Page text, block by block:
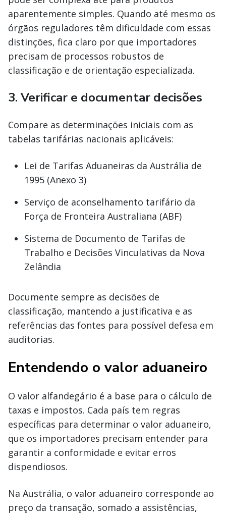
aparentemente simples. Quando até mesmo os
órgãos reguladores têm dificuldade com essas
distinções, fica claro por que importadores
precisam de processos robustos de
classificação e de orientação especializada.
3. Verificar e documentar decisões
Compare as determinações iniciais com as
tabelas tarifárias nacionais aplicáveis:
Lei de Tarifas Aduaneiras da Austrália de
1995 (Anexo 3)
Serviço de aconselhamento tarifário da
Força de Fronteira Australiana (ABF)
Sistema de Documento de Tarifas de
Trabalho e Decisões Vinculativas da Nova
Zelândia
Documente sempre as decisões de
classificação, mantendo a justificativa e as
referências das fontes para possível defesa em
auditorias.
Entendendo o valor aduaneiro
O valor alfandegário é a base para o cálculo de
taxas e impostos. Cada país tem regras
específicas para determinar o valor aduaneiro,
que os importadores precisam entender para
garantir a conformidade e evitar erros
dispendiosos.
Na Austrália, o valor aduaneiro corresponde ao
preço da transação, somado a assistências,